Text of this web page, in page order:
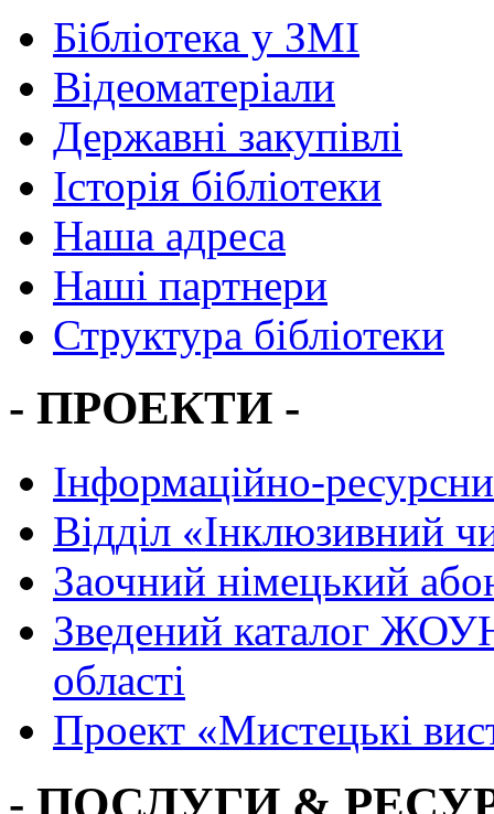
Бібліотека у ЗМІ
Відеоматеріали
Державні закупівлі
Історія бібліотеки
Наша адреса
Наші партнери
Структура бібліотеки
- ПРОЕКТИ -
Інформаційно-
Вiддiл «Інклюзивний
Заочний німецький
Зведений каталог
області
Проект «Мистецькі